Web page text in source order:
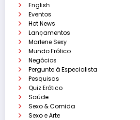
English
Eventos
Hot News
Lançamentos
Marlene Sexy
Mundo Erótico
Negócios
Pergunte à Especialista
Pesquisas
Quiz Erótico
Saúde
Sexo & Comida
Sexo e Arte